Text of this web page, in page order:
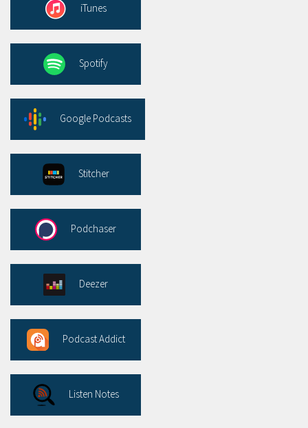
iTunes
Spotify
Google Podcasts
Stitcher
Podchaser
Deezer
Podcast Addict
Listen Notes